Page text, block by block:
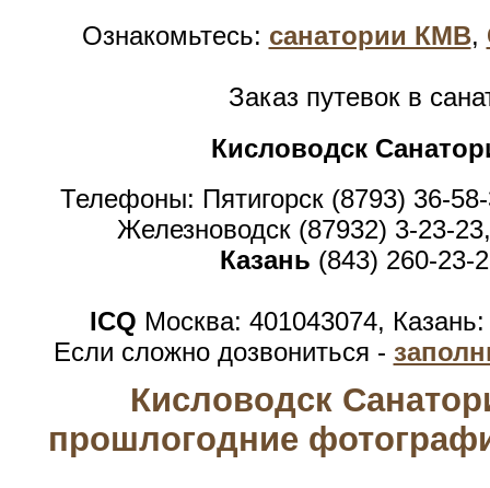
Ознакомьтесь: санатории КМВ,
Заказ путевок в
Кисловодск
Телефоны: Пятигорск (8793) 36-
Железноводск (87932) 3-23-
Казань (843) 260-23-
ICQ Москва: 401043074,
Если сложно дозвониться -
Кисловодск
прошлогодние